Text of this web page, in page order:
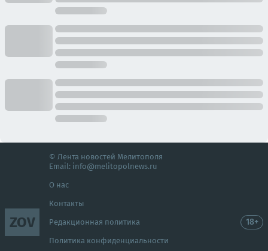
ZOV
© Лента новостей Мелитополя
Email: info@melitopolnews.ru
О нас
Контакты
Редакционная политика
Политика конфиденциальности
18+